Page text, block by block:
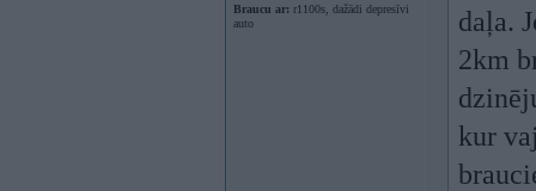
Braucu ar: r1100s, dažādi depresīvi
auto
daļa.
2km
kur